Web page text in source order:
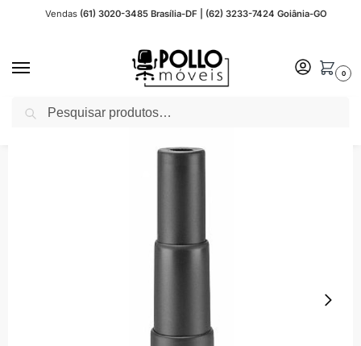
Vendas (61) 3020-3485 Brasília-DF | (62) 3233-7424 Goiânia-GO
0
Início Acessórios / Telescópio para Pistão – 99945